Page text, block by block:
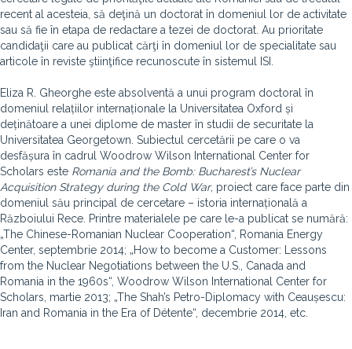
recent al acesteia, să deţină un doctorat în domeniul lor de activitate
sau să fie în etapa de redactare a tezei de doctorat. Au prioritate
candidaţii care au publicat cărţi în domeniul lor de specialitate sau
articole în reviste ştiinţifice recunoscute în sistemul ISI.
Eliza R. Gheorghe este absolventă a unui program doctoral în
domeniul relațiilor internaționale la Universitatea Oxford și
deținătoare a unei diplome de master în studii de securitate la
Universitatea Georgetown. Subiectul cercetării pe care o va
desfășura în cadrul Woodrow Wilson International Center for
Scholars este Romania and the Bomb: Bucharest’s Nuclear
Acquisition Strategy during the Cold War, proiect care face parte din
domeniul său principal de cercetare – istoria internațională a
Războiului Rece. Printre materialele pe care le-a publicat se numără:
„The Chinese-Romanian Nuclear Cooperation“, Romania Energy
Center, septembrie 2014; „How to become a Customer: Lessons
from the Nuclear Negotiations between the U.S., Canada and
Romania in the 1960s“, Woodrow Wilson International Center for
Scholars, martie 2013; „The Shah’s Petro-Diplomacy with Ceaușescu:
Iran and Romania in the Era of Détente“, decembrie 2014, etc.